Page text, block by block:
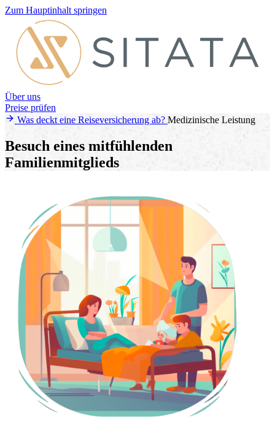
Zum Hauptinhalt springen
Über uns
Preise prüfen
Was deckt eine Reiseversicherung ab? Medizinische Leistung
Besuch eines mitfühlenden
Familienmitglieds